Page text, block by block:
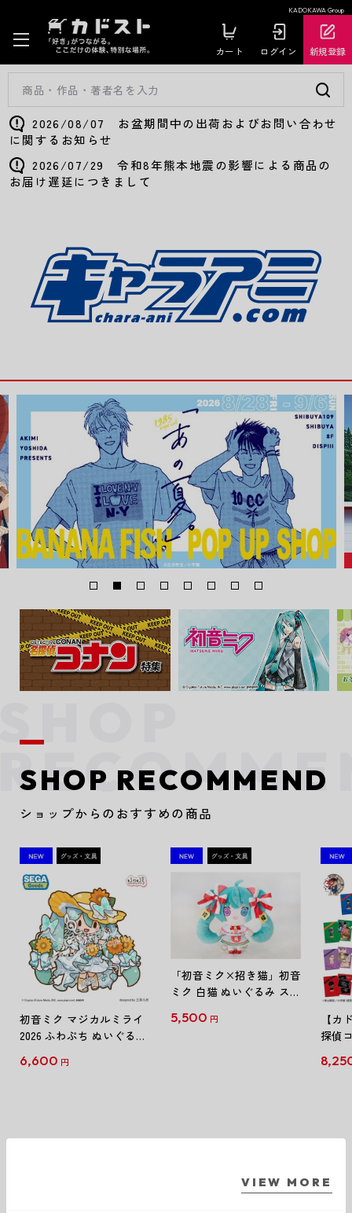
KADOKAWA Group
カート ログイン 新規登録
2026/08/07 お盆期間中の出荷およびお問い合わせ
に関するお知らせ
2026/07/29 令和8年熊本地震の影響による商品の
お届け遅延につきまして
SHOP RECOMMEND
ショップからのおすすめの商品
初音ミク マジカルミライ
2026 ふわぷち ぬいぐるみ
6,600 円
「初音ミク×招き猫」初音
ミク 白猫 ぬいぐるみ スタ
5,500 円
【カ
探偵
クリ
VIEW MORE